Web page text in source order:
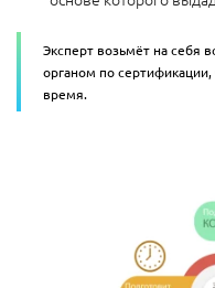
Эксперт возьмёт на себя
органом по
время.